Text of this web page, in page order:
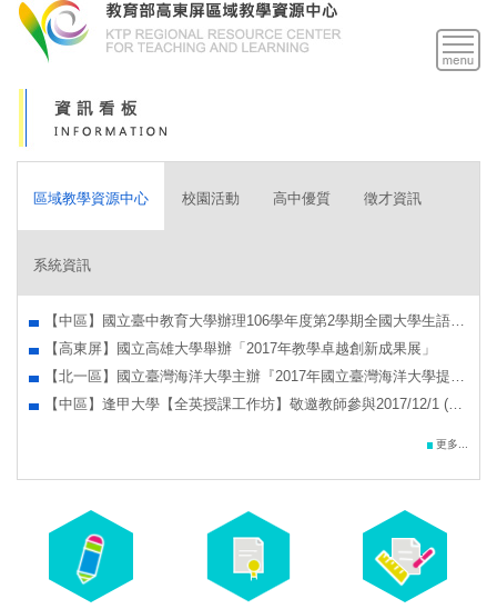
跳
區域教學資源中心 校園活動 高中優質 徵才資訊
系統資訊
【中區】國立臺中教育大學辦理106學年度第2學期全國大學生語文
素養紙本檢測暨電腦化適性測驗
【高東屏】國立高雄大學舉辦「2017年教學卓越創新成果展」
【北一區】國立臺灣海洋大學主辦『2017年國立臺灣海洋大學提升
行政職能系列講座：您，有說『夠』了嗎？8個說話高手也要注意
的口語表達攻略』
【中區】逢甲大學【全英授課工作坊】敬邀教師參與2017/12/1 (五)
更多...